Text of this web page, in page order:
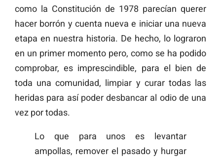
como la Constitución de 1978 parecían querer
hacer borrón y cuenta nueva e iniciar una nueva
etapa en nuestra historia. De hecho, lo lograron
en un primer momento pero, como se ha podido
comprobar, es imprescindible, para el bien de
toda una comunidad, limpiar y curar todas las
heridas para así poder desbancar al odio de una
vez por todas.
Lo que para unos es levantar
ampollas, remover el pasado y hurgar